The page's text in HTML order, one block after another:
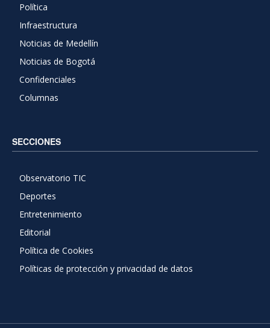
Política
Infraestructura
Noticias de Medellín
Noticias de Bogotá
Confidenciales
Columnas
SECCIONES
Observatorio TIC
Deportes
Entretenimiento
Editorial
Política de Cookies
Políticas de protección y privacidad de datos